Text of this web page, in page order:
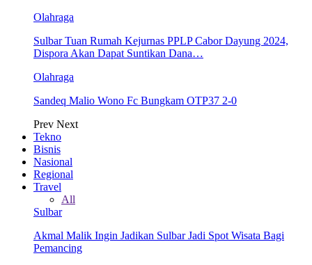
Olahraga
Sulbar Tuan Rumah Kejurnas PPLP Cabor Dayung 2024,
Dispora Akan Dapat Suntikan Dana…
Olahraga
Sandeq Malio Wono Fc Bungkam OTP37 2-0
Prev Next
Tekno
Bisnis
Nasional
Regional
Travel
All
Sulbar
Akmal Malik Ingin Jadikan Sulbar Jadi Spot Wisata Bagi
Pemancing